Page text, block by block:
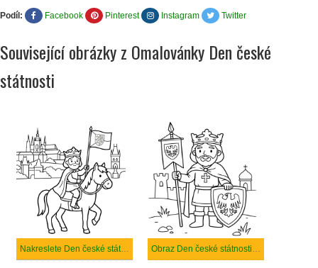
Podíl: Facebook Pinterest Instagram Twitter
Související obrázky z Omalovánky Den české
státnosti
Nakreslete Den české státnosti k vytisknutí Obraz Den české státnosti zdarma